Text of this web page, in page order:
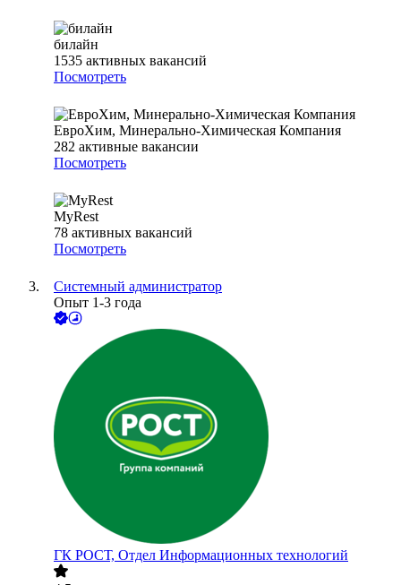
билайн
1535 активных вакансий
Посмотреть
ЕвроХим, Минерально-Химическая Компания
282 активные вакансии
Посмотреть
MyRest
78 активных вакансий
Посмотреть
Системный администратор
Опыт 1-3 года
ГК РОСТ, Отдел Информационных технологий